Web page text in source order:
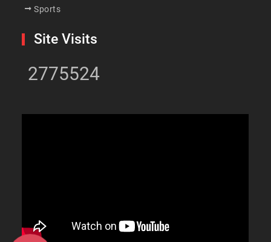
Sports
Site Visits
2775524